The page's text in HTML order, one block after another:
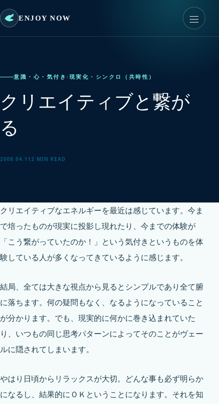
ENJOY NOW
意識・心・気付き· 現実化・シンクロ（共時性）
クリエイティブと繋が
る
2008.04.11 2 MIN READ
クリエイティブなエネルギーを最近は感じています。今ま
で培ったものが現実に投影し現れたり、今までの体験が
「こう繋がっていたのか！」という気付きというものを体
験している人が多くなってきているように感じます。
結局、全ては大きな視点から見るとシンプルであり全て腑
に落ちます。何の疑問もなく、なるようになっていること
が分かります。でも、現実的に何かに巻き込まれていた
り、いつもの同じ思考パターンによってそのことがヴェー
ルに隠されてしまいます。
やはり日頃からリラックスが大切。どんな事も必ず明らか
になるし、結果的にＯＫということになります。それを知